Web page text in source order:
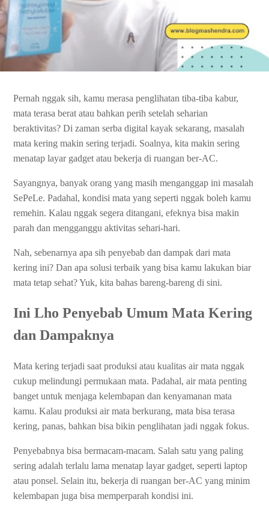
Pernah nggak sih, kamu merasa penglihatan tiba-tiba kabur,
mata terasa berat atau bahkan perih setelah seharian
beraktivitas? Di zaman serba digital kayak sekarang, masalah
mata kering makin sering terjadi. Soalnya, kita makin sering
menatap layar gadget atau bekerja di ruangan ber-AC.
Sayangnya, banyak orang yang masih menganggap ini masalah
SePeLe. Padahal, kondisi mata yang seperti nggak boleh kamu
remehin. Kalau nggak segera ditangani, efeknya bisa makin
parah dan mengganggu aktivitas sehari-hari.
Nah, sebenarnya apa sih penyebab dan dampak dari mata
kering ini? Dan apa solusi terbaik yang bisa kamu lakukan biar
mata tetap sehat? Yuk, kita bahas bareng-bareng di sini.
Ini Lho Penyebab Umum Mata Kering
dan Dampaknya
Mata kering terjadi saat produksi atau kualitas air mata nggak
cukup melindungi permukaan mata. Padahal, air mata penting
banget untuk menjaga kelembapan dan kenyamanan mata
kamu. Kalau produksi air mata berkurang, mata bisa terasa
kering, panas, bahkan bisa bikin penglihatan jadi nggak fokus.
Penyebabnya bisa bermacam-macam. Salah satu yang paling
sering adalah terlalu lama menatap layar gadget, seperti laptop
atau ponsel. Selain itu, bekerja di ruangan ber-AC yang minim
kelembapan juga bisa memperparah kondisi ini.